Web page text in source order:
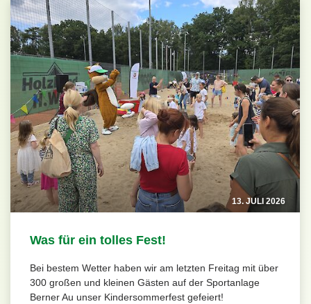
13. JULI 2026
Was für ein tolles Fest!
Bei bestem Wetter haben wir am letzten Freitag mit über
300 großen und kleinen Gästen auf der Sportanlage
Berner Au unser Kindersommerfest gefeiert!